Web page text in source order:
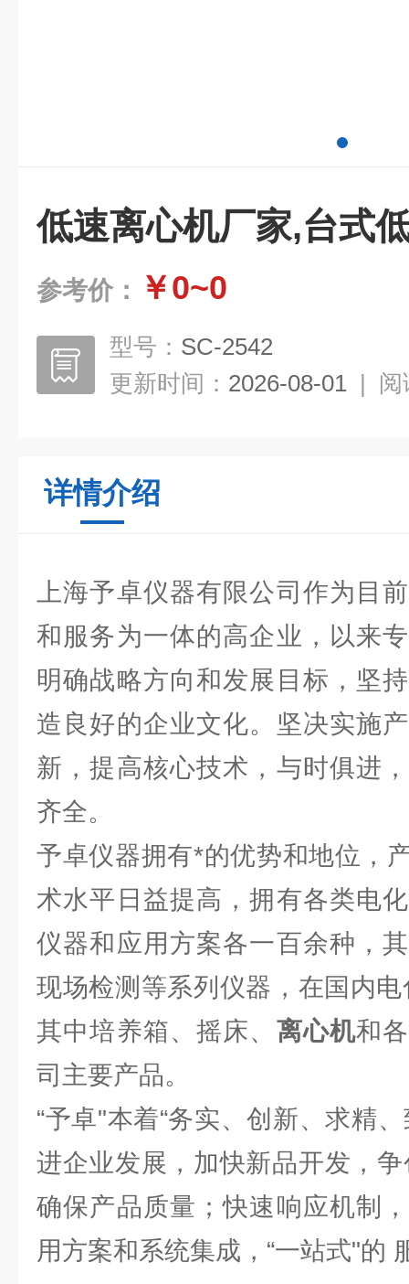
低速离心机厂家,台式
参考价： ￥0~0
型号： SC-2542
更新时间： 2026-08-01 | 阅
详情介绍
上海予卓仪器有限公司作为目
和服务为一体的高企业，以来
明确战略方向和发展目标，坚
造良好的企业文化。坚决实施
新，提高核心技术，与时俱进
齐全。
予卓仪器拥有*的优势和地位，
术水平日益提高，拥有各类电
仪器和应用方案各一百余种，
现场检测等系列仪器，在国内
其中培养箱、摇床、 离心机和
司主要产品。
“予卓"本着“务实、创新、求精
进企业发展，加快新品开发，
确保产品质量；快速响应机制
用方案和系统集成，“一站式"的